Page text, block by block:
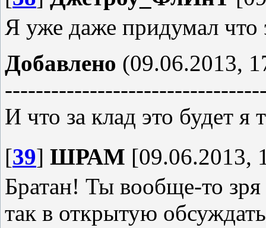
Я уже даже придумал что
Добавлено (09.06.2013,
И что за клад это будет
[39] ШРАМ [09.06.2013,
Братан! Ты вообще-то
так в открытую